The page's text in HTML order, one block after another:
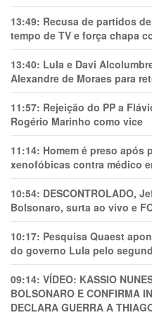
13:49: Recusa de partidos
tempo de TV e força chapa
13:40: Lula e Davi
Alexandre de Moraes para
11:57: Rejeição do PP a
Rogério Marinho como vice
11:14: Homem é preso após
xenofóbicas contra médico
10:54: DESCONTROLADO,
Bolsonaro, surta ao vivo e
10:17: Pesquisa Quaest
do governo Lula pelo
09:14: VÍDEO: KASSIO
BOLSONARO E CONFIRMA
DECLARA GUERRA A